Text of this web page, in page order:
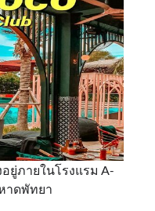
ยู่ภายในโรงแรม A-
าดพัทยา